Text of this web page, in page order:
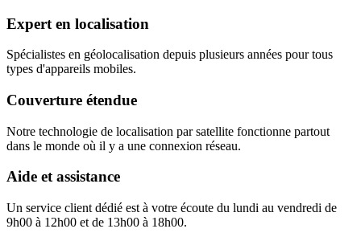
Expert en localisation
Spécialistes en géolocalisation depuis plusieurs années pour tous
types d'appareils mobiles.
Couverture étendue
Notre technologie de localisation par satellite fonctionne partout
dans le monde où il y a une connexion réseau.
Aide et assistance
Un service client dédié est à votre écoute du lundi au vendredi de
9h00 à 12h00 et de 13h00 à 18h00.